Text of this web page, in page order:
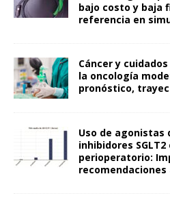
bajo costo y baja
referencia en
Cáncer y
la oncología
pronóstico,
Uso de agonistas
inhibidores
perioperatorio: